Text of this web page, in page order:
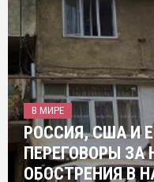
В МИРЕ
РОССИЯ, США И
ПЕРЕГОВОРЫ ЗА
ОБОСТРЕНИЯ В